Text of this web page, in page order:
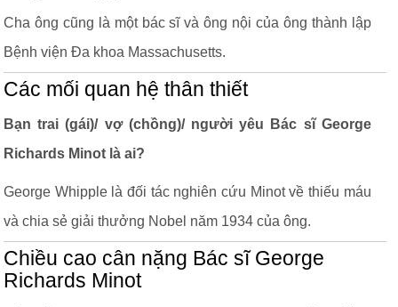
Cha ông cũng là một bác sĩ và ông nội của ông thành lập
Bệnh viện Đa khoa Massachusetts.
Các mối quan hệ thân thiết
Bạn trai (gái)/ vợ (chồng)/ người yêu Bác sĩ George
Richards Minot là ai?
George Whipple là đối tác nghiên cứu Minot về thiếu máu
và chia sẻ giải thưởng Nobel năm 1934 của ông.
Chiều cao cân nặng Bác sĩ George
Richards Minot